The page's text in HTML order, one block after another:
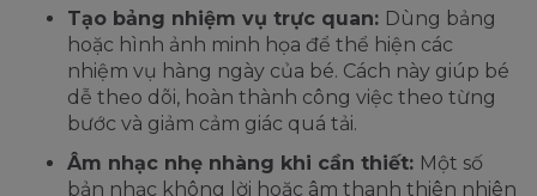
Tạo bảng nhiệm vụ trực quan: Dùng bảng
hoặc hình ảnh minh họa để thể hiện các
nhiệm vụ hàng ngày của bé. Cách này giúp bé
dễ theo dõi, hoàn thành công việc theo từng
bước và giảm cảm giác quá tải.
Âm nhạc nhẹ nhàng khi cần thiết: Một số
bản nhạc không lời hoặc âm thanh thiên nhiên